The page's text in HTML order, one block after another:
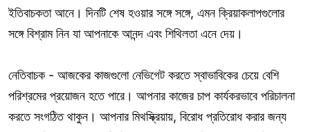
ইতিবাচকতা আনে। দিনটি শেষ হওয়ার সঙ্গে সঙ্গে, এমন ক্রিয়াকলাপগুলোর
সঙ্গে বিশ্রাম নিন যা আপনাকে আনন্দ এবং শিথিলতা এনে দেয়।
নেতিবাচক - আজকের কাজগুলো নেভিগেট করতে স্বাভাবিকের চেয়ে বেশি
পরিশ্রমের প্রয়োজন হতে পারে। আপনার কাজের চাপ কার্যকরভাবে পরিচালনা
করতে সংগঠিত থাকুন। আপনার মিথস্ক্রিয়ায়, বিরোধ প্রতিরোধ করার জন্য